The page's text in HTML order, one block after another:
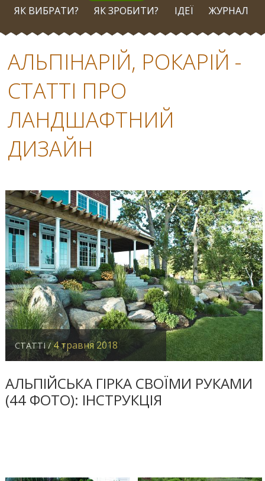
ЯК ВИБРАТИ?
ЯК ЗРОБИТИ? ІДЕЇ ЖУРНАЛ
АЛЬПІНАРІЙ, РОКАРІЙ -
СТАТТІ ПРО
ЛАНДШАФТНИЙ
ДИЗАЙН
СТАТТІ /4 травня 2018
АЛЬПІЙСЬКА ГІРКА СВОЇМИ РУКАМИ
(44 ФОТО): ІНСТРУКЦІЯ